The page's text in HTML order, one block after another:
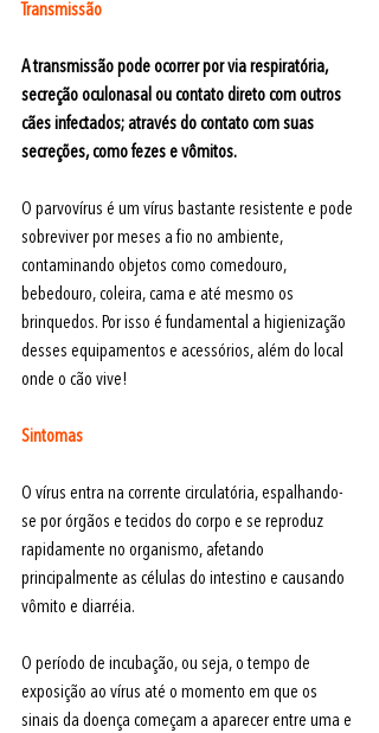
Transmissão
A transmissão pode ocorrer por via respiratória,
secreção oculonasal ou contato direto com outros
cães infectados; através do contato com suas
secreções, como fezes e vômitos.
O parvovírus é um vírus bastante resistente e pode
sobreviver por meses a fio no ambiente,
contaminando objetos como comedouro,
bebedouro, coleira, cama e até mesmo os
brinquedos. Por isso é fundamental a higienização
desses equipamentos e acessórios, além do local
onde o cão vive!
Sintomas
O vírus entra na corrente circulatória, espalhando-
se por órgãos e tecidos do corpo e se reproduz
rapidamente no organismo, afetando
principalmente as células do intestino e causando
vômito e diarréia.
O período de incubação, ou seja, o tempo de
exposição ao vírus até o momento em que os
sinais da doença começam a aparecer entre uma e